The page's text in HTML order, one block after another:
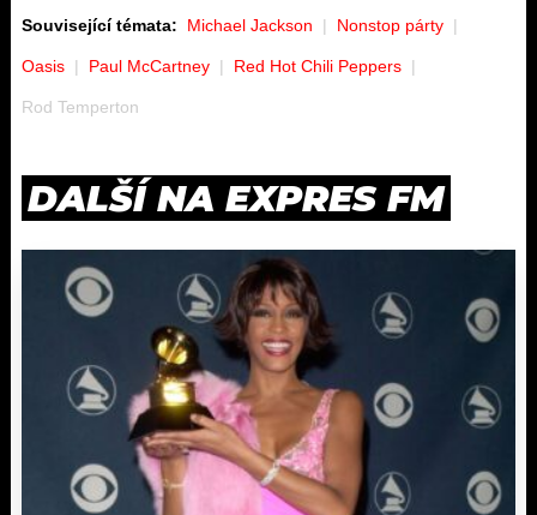
Související témata: Michael Jackson Nonstop párty
Oasis Paul McCartney Red Hot Chili Peppers
Rod Temperton
DALŠÍ NA EXPRES FM